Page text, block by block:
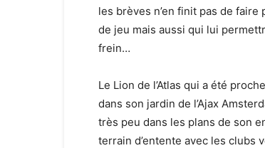
les brèves n’en finit pas de
de jeu mais aussi qui lui
frein…
Le Lion de l’Atlas qui a été
dans son jardin de l’Ajax
très peu dans les plans de son
terrain d’entente avec les clubs